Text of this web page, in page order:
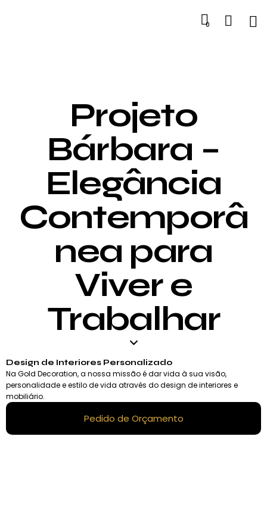
0
Projeto
Bárbara –
Elegância
Contemporâ
nea para
Viver e
Trabalhar
Design de Interiores Personalizado
Na Gold Decoration, a nossa missão é dar vida à sua visão,
personalidade e estilo de vida através do design de interiores e
mobiliário.
Pedido de Orçamento